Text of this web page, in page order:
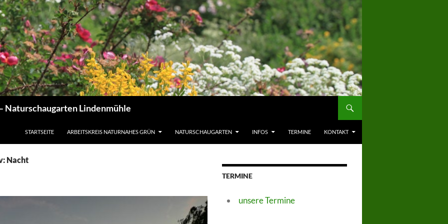
Naturschaugarten Lindenmühle
STARTSEITE ARBEITSKREIS NATURNAHES GRÜN NATURSCHAUGARTEN INFOS TERMINE KONTAKT
Nacht
TERMINE
unsere Termine